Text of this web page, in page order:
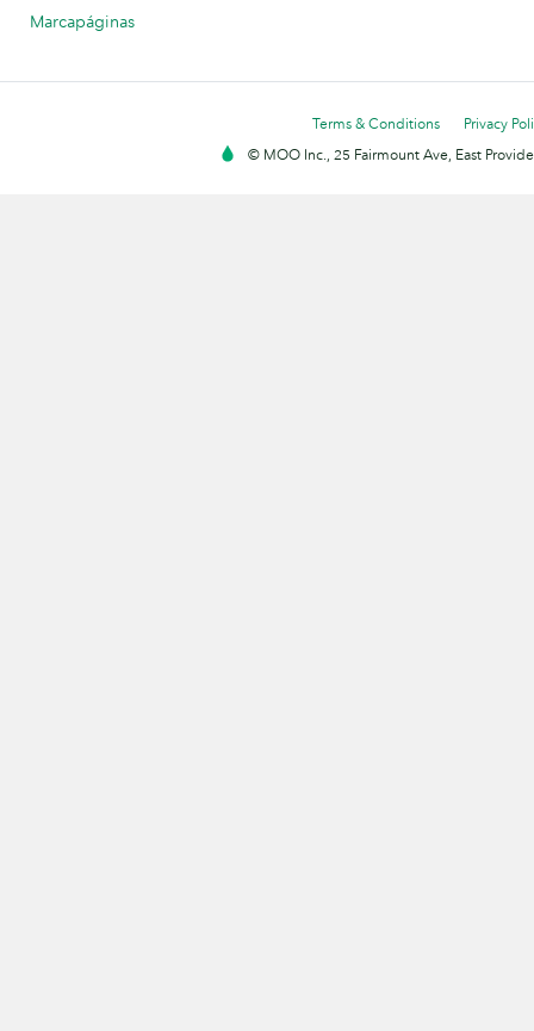
Marcapáginas
Terms & Conditions
Privacy
© MOO Inc., 25 Fairmount Ave, East